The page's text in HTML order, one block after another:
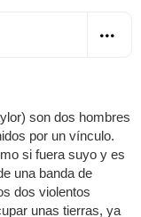
son dos hombres
por un vínculo.
si fuera suyo y es
una banda de
dos violentos
unas tierras, ya